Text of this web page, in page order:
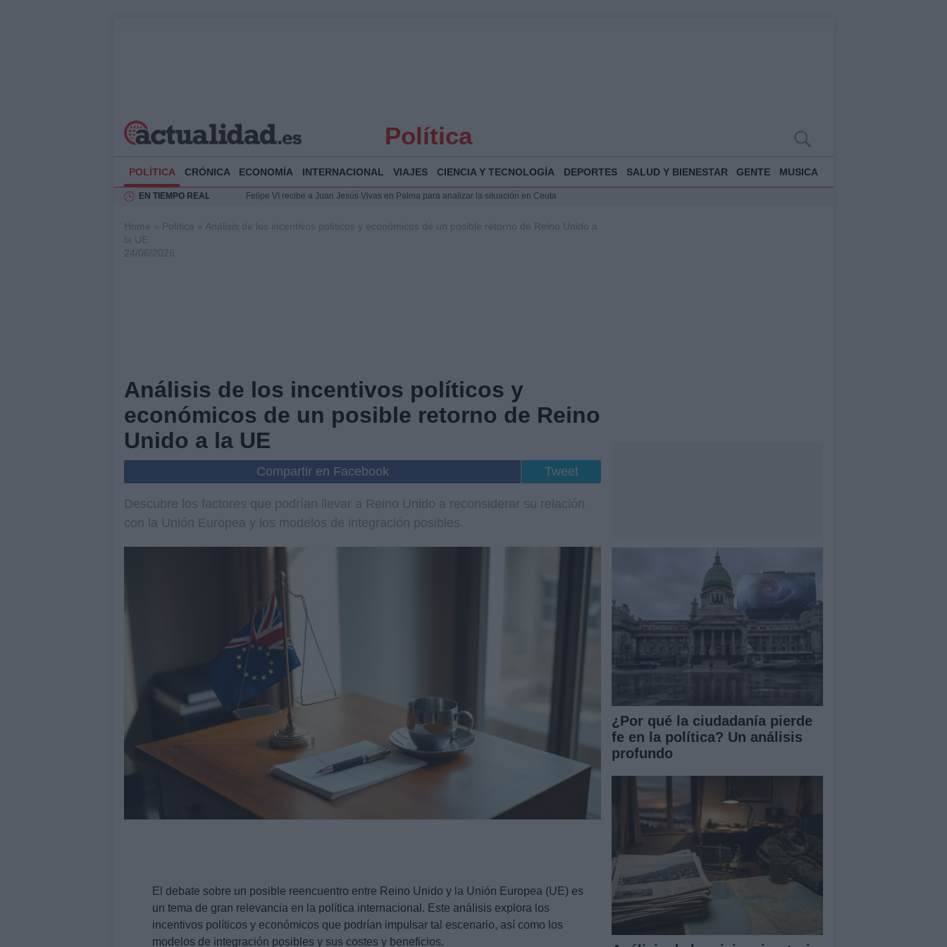
Política
POLÍTICA CRÓNICA ECONOMÍA INTERNACIONAL VIAJES CIENCIA Y TECNOLOGÍA DEPORTES SALUD Y BIENESTAR GENTE MUSICA
EN TIEMPO REAL
Felipe VI recibe a Juan Jesús Vivas en Palma para analizar la situación en Ceuta
Impacto económico y humanitario en Ceuta tras la llegada masiva de migrantes
Home » Política » Análisis de los incentivos políticos y económicos de un posible retorno de Reino Unido a
la UE
24/06/2026
Análisis de los incentivos políticos y
económicos de un posible retorno de Reino
Unido a la UE
Compartir en Facebook Tweet
Descubre los factores que podrían llevar a Reino Unido a reconsiderar su relación
con la Unión Europea y los modelos de integración posibles.
El debate sobre un posible reencuentro entre Reino Unido y la Unión Europea (UE) es
un tema de gran relevancia en la política internacional. Este análisis explora los
incentivos políticos y económicos que podrían impulsar tal escenario, así como los
modelos de integración posibles y sus costes y beneficios.
¿Por qué la ciudadanía pierde
fe en la política? Un análisis
profundo